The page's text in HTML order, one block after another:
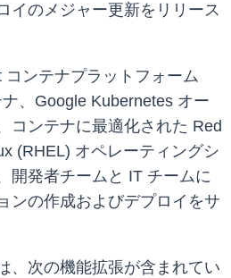
イのメジャー更新をリリース
コンテナプラットフォーム
、Google Kubernetes オー
コンテナに最適化された Red
(RHEL) オペレーティングシ
開発者チームと IT チームに
ンの作成およびデプロイをサ
、次の機能拡張が含まれてい